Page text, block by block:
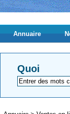
Annuaire
Quoi